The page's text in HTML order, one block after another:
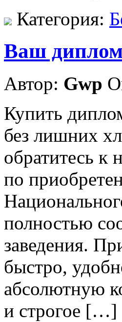
Категория:
Ваш диплом
Автор: Gwp
Купить
без лишних
обратитесь к
по
полностью
заведения.
быстро,
абсолютную
и строгое […]